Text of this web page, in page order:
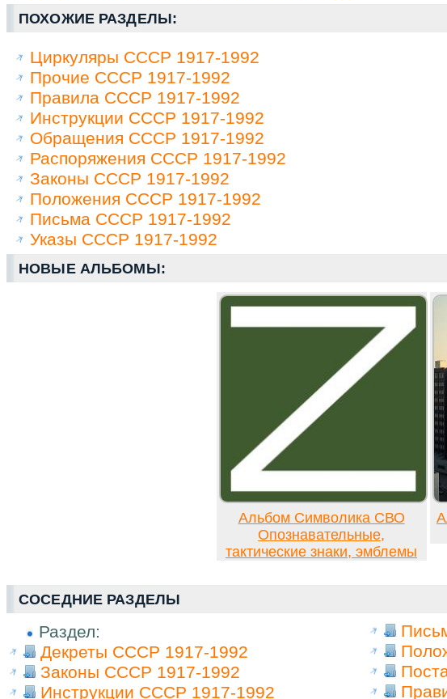
ПОХОЖИЕ РАЗДЕЛЫ:
Циркуляры СССР 1917-1992
Прочие СССР 1917-1992
Правила СССР 1917-1992
Инструкции СССР 1917-1992
Обращения СССР 1917-1992
Распоряжения СССР 1917-1992
Законы СССР 1917-1992
Положения СССР 1917-1992
Письма СССР 1917-1992
Указы СССР 1917-1992
НОВЫЕ АЛЬБОМЫ:
Альбом Символика СВО
Опознавательные,
тактические знаки, эмблемы
СОСЕДНИЕ РАЗДЕЛЫ
Раздел:
Декреты СССР 1917-1992
Законы СССР 1917-1992
Инструкции СССР 1917-1992